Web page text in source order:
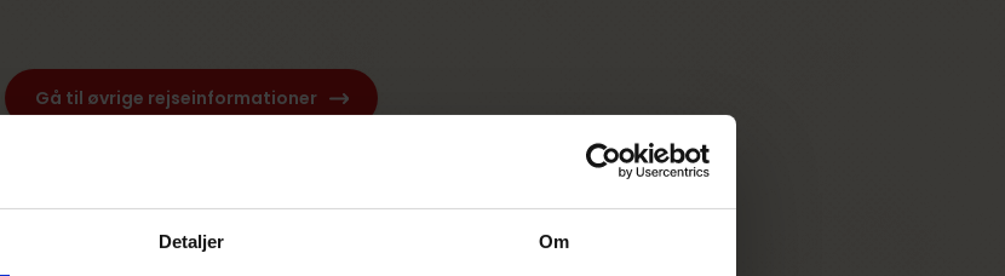
Detaljer Om
Gå til øvrige rejseinformationer